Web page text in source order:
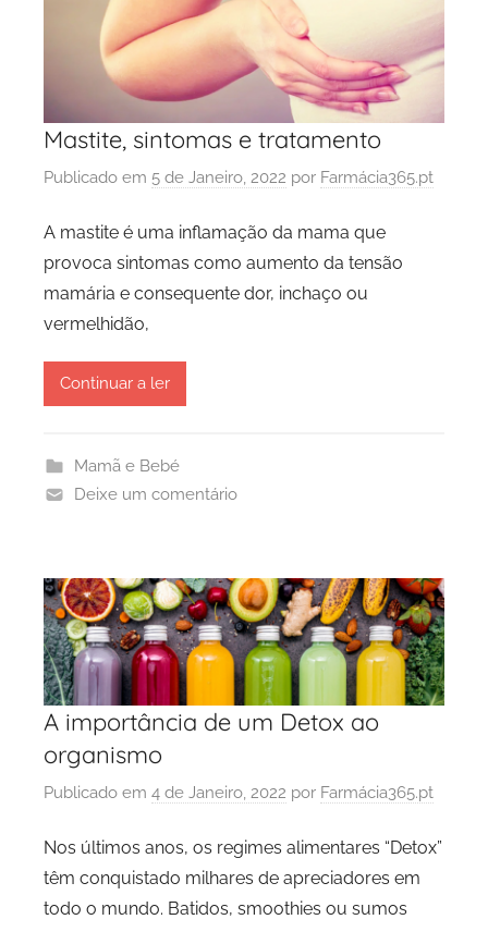
Mastite, sintomas e tratamento
Publicado em 5 de Janeiro, 2022 por Farmácia365.pt
A mastite é uma inflamação da mama que
provoca sintomas como aumento da tensão
mamária e consequente dor, inchaço ou
vermelhidão,
Continuar a ler
Mamã e Bebé
Deixe um comentário
A importância de um Detox ao
organismo
Publicado em 4 de Janeiro, 2022 por Farmácia365.pt
Nos últimos anos, os regimes alimentares “Detox”
têm conquistado milhares de apreciadores em
todo o mundo. Batidos, smoothies ou sumos